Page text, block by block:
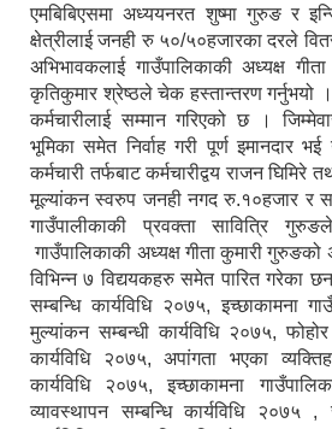
एमबिबिएसमा अध्ययनरत शुष्मा गुरुङ र
क्षेत्रीलाई जनही रु ५०/५०हजारका दरले
अभिभावकलाई गाउँपालिकाकी अध्यक्ष
कृतिकुमार श्रेष्ठले चेक हस्तान्तरण गर्नुभयो
कर्मचारीलाई सम्मान गरिएको छ ।
भूमिका समेत निर्वाह गरी पूर्ण इमानदार
कर्मचारी तर्फबाट कर्मचारीद्वय राजन
मूल्यांकन स्वरुप जनही नगद रु.१०हजार र
गाउँपालीकाकी प्रवक्ता सावित्रि
गाउँपालिकाकी अध्यक्ष गीता कुमारी गुरुङको
विभिन्न ७ विद्ययकहरु समेत पारित गरेका
सम्बन्धि कार्यविधि २०७५, इच्छाकामना
मुल्यांकन सम्बन्धी कार्यविधि २०७५,
कार्यविधि २०७५, अपांगता भएका
कार्यविधि २०७५, इच्छाकामना
व्यावस्थापन सम्बन्धि कार्यविधि २०७५